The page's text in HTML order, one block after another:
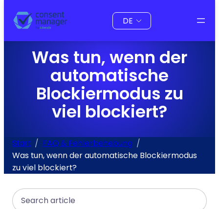
Inhalt
springen
Sprache
auswählen
Was tun, wenn der
automatische
Blockiermodus zu
viel blockiert?
Start
FAQ & Fehlerbehebung
Was tun, wenn der automatische Blockiermodus
zu viel blockiert?
Search